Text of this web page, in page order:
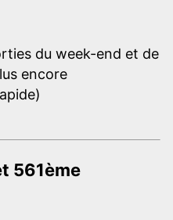
du week-end et de
encore
561ème